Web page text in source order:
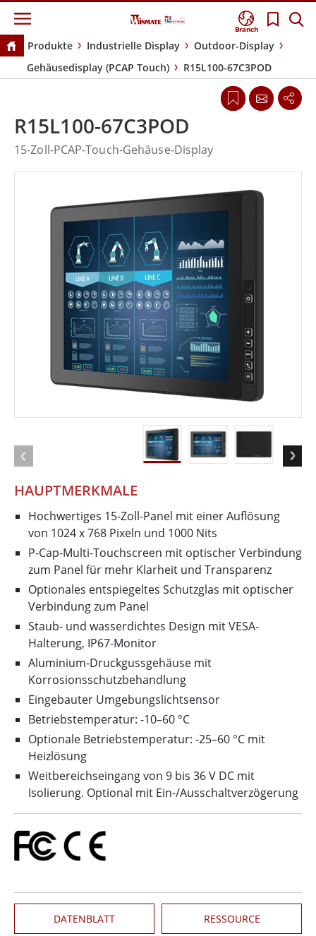
Branch
Produkte Industrielle Display
Outdoor-Display
Gehäusedisplay (PCAP Touch)
R15L100-67C3POD
HAUPTMERKMALE
Hochwertiges 15-Zoll-Panel mit einer Auflösung
von 1024 x 768 Pixeln und 1000 Nits
P-Cap-Multi-Touchscreen mit optischer Verbindung
zum Panel für mehr Klarheit und Transparenz
Optionales entspiegeltes Schutzglas mit optischer
Verbindung zum Panel
Staub- und wasserdichtes Design mit VESA-
Halterung, IP67-Monitor
Aluminium-Druckgussgehäuse mit
Korrosionsschutzbehandlung
Eingebauter Umgebungslichtsensor
Betriebstemperatur: -10–60 °C
Optionale Betriebstemperatur: -25–60 °C mit
Heizlösung
Weitbereichseingang von 9 bis 36 V DC mit
Isolierung. Optional mit Ein-/Ausschaltverzögerung
DATENBLATT RESSOURCE
R15L100-67C3POD
15-Zoll-PCAP-Touch-Gehäuse-Display